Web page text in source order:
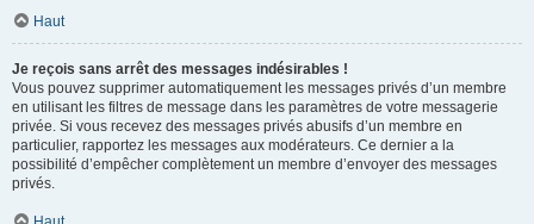
Haut
Je reçois sans arrêt des messages indésirables !
Vous pouvez supprimer automatiquement les messages privés d’un membre
en utilisant les filtres de message dans les paramètres de votre messagerie
privée. Si vous recevez des messages privés abusifs d’un membre en
particulier, rapportez les messages aux modérateurs. Ce dernier a la
possibilité d’empêcher complètement un membre d’envoyer des messages
privés.